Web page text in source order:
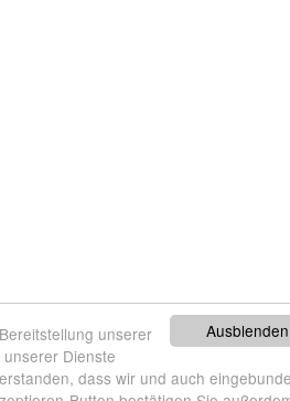
Ausblenden
unserer
Dienste
dass wir und auch